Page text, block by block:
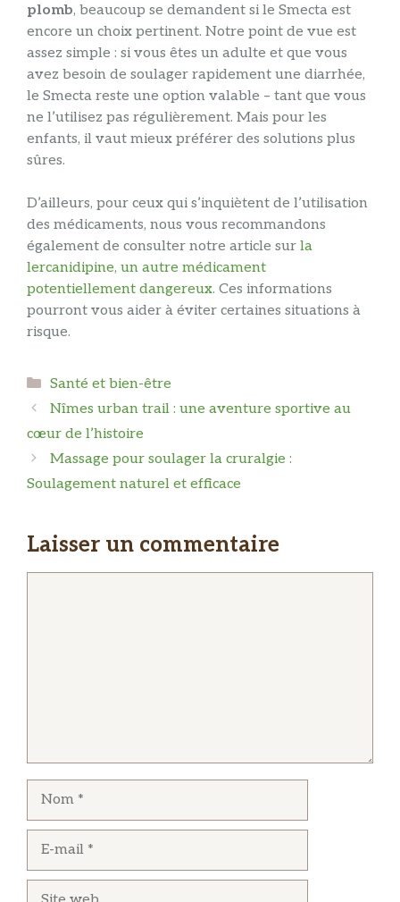
plomb, beaucoup se demandent si le Smecta est
encore un choix pertinent. Notre point de vue est
assez simple : si vous êtes un adulte et que vous
avez besoin de soulager rapidement une diarrhée,
le Smecta reste une option valable – tant que vous
ne l’utilisez pas régulièrement. Mais pour les
enfants, il vaut mieux préférer des solutions plus
sûres.
D’ailleurs, pour ceux qui s’inquiètent de l’utilisation
des médicaments, nous vous recommandons
également de consulter notre article sur la
lercanidipine, un autre médicament
potentiellement dangereux. Ces informations
pourront vous aider à éviter certaines situations à
risque.
Catégories
Santé et bien-être
Nîmes urban trail : une aventure sportive au
cœur de l’histoire
Massage pour soulager la cruralgie :
Soulagement naturel et efficace
Laisser un commentaire